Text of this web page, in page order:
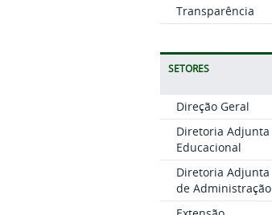
Transparência
SETORES
Direção Geral
Diretoria Adjunta
Educacional
Diretoria Adjunta
de Administração